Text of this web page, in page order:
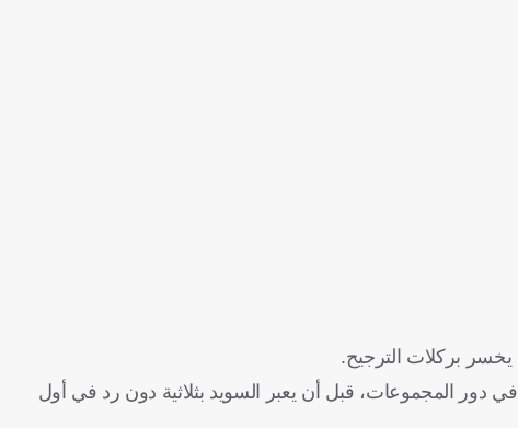
وفي النسخة الجارية، فاز على كل من السنغال 3-1، والعراق 3-0، والنرويج 4-1 في دور المجموعات، قبل أن يعبر السويد بثلاثية دون رد في أول